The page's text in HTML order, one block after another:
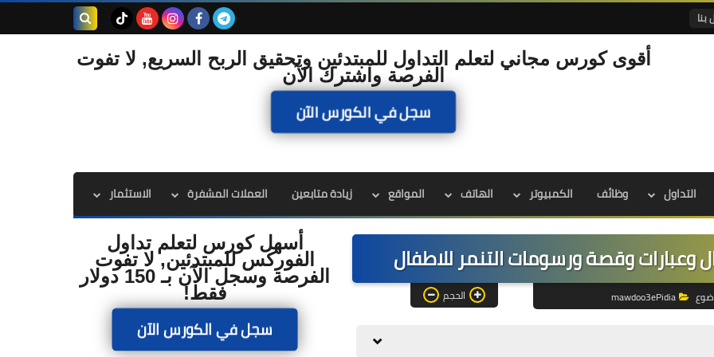
بنا
أقوى كورس مجاني لتعلم التداول للمبتدئين وتحقيق الربح السريع, لا تفوت
الفرصة واشترك الآن
سجل في الكورس الآن
التداول وظائف الكمبيوتر الهاتف المواقع زيادة متابعين العملات المشفرة الاستثمار
وعبارات وقصة ورسومات التنمر للاطفال
mawdoo3ePidia الحجم
أسهل كورس لتعلم تداول
الفوركس للمبتدئين, لا تفوت
الفرصة وسجل الآن بـ 150 دولار
فقط!
سجل في الكورس الآن